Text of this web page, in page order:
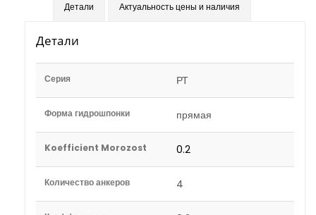
Детали
Актуальность цены и наличия
Детали
Серия РТ
Форма гидрошпонки прямая
Koefficient Morozost 0.2
Количество анкеров 4